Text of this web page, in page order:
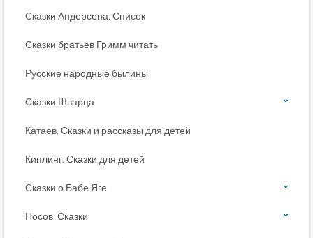
Сказки Андерсена. Список
Сказки братьев Гримм читать
Русские народные былины
Сказки Шварца
Катаев. Сказки и рассказы для детей
Киплинг. Сказки для детей
Сказки о Бабе Яге
Носов. Сказки